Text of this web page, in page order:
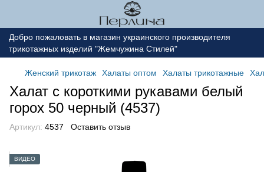
Добро пожаловать в магазин украинского производителя
трикотажных изделий "Жемчужина Стилей"
Женский трикотаж Халаты оптом Халаты трикотажные
Халат с короткими рукавами белый
горох 50 черный (4537)
Артикул: 4537 Оставить отзыв
ВИДЕО